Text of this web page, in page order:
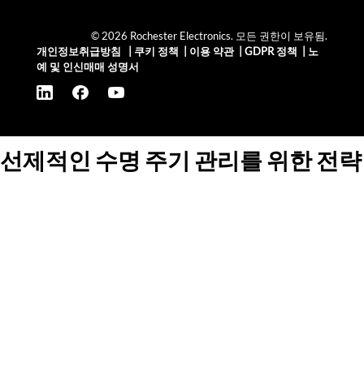
© 2026 Rochester Electronics. 모든 권한이 보유됨.
개인정보취급방침
쿠키 정책 이용 약관| GDPR 정책
노
예 및 인신매매 성명서
선제적인 수명 주기 관리를 위한 전략